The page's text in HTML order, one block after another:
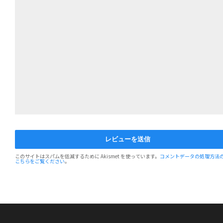
このサイトはスパムを低減するために Akismet を使っています。 コメントデータの処理方法
こちらをご覧ください。